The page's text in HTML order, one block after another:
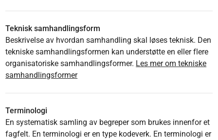
Teknisk samhandlingsform
Beskrivelse av hvordan samhandling skal løses teknisk. Den
tekniske samhandlingsformen kan understøtte en eller flere
organisatoriske samhandlingsformer. Les mer om tekniske
samhandlingsformer
Terminologi
En systematisk samling av begreper som brukes innenfor et
fagfelt. En terminologi er en type kodeverk. En terminologi er